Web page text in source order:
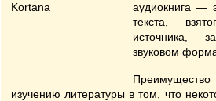
аудиокнига —
текста,
источника,
звуковом
изучению литературы в том, что